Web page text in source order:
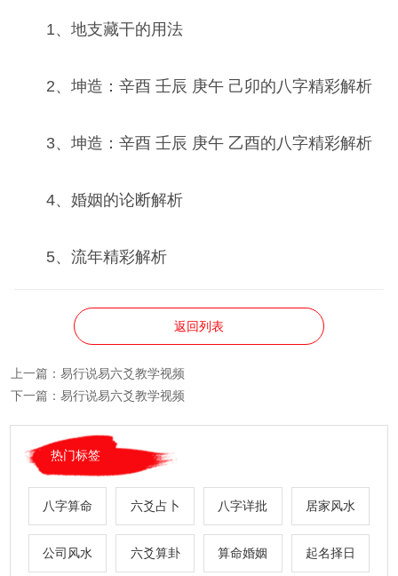
1、地支藏干的用法
2、坤造：辛酉 壬辰 庚午 己卯的八字精彩解析
3、坤造：辛酉 壬辰 庚午 乙酉的八字精彩解析
4、婚姻的论断解析
5、流年精彩解析
返回列表
上一篇： 易行说易六爻教学视频
下一篇： 易行说易六爻教学视频
热门标签
八字算命 六爻占卜 八字详批 居家风水
公司风水 六爻算卦 算命婚姻 起名择日